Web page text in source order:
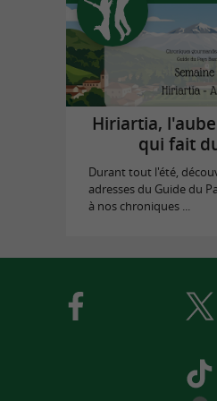
Hiriartia,
qui fait
Durant tout l'été,
adresses du Guide du
à nos chroniques ...